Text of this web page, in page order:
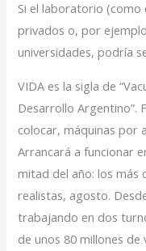
Si el laboratorio (como
privados o, por
universidades, podría
VIDA es la sigla de
Desarrollo Argentino”.
colocar, máquinas por
Arrancará a funcionar
mitad del año: los más
realistas, agosto.
trabajando en dos
de unos 80 millones de